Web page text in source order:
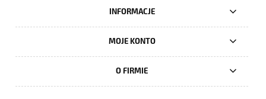
INFORMACJE
MOJE KONTO
O FIRMIE